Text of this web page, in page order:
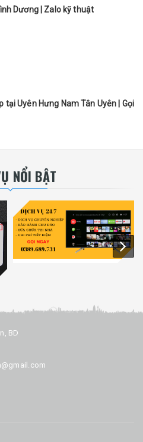
Dương | Zalo kỹ thuật
Uyên Hưng Nam Tân Uyên | Gọi
NỔI BẬT
BD